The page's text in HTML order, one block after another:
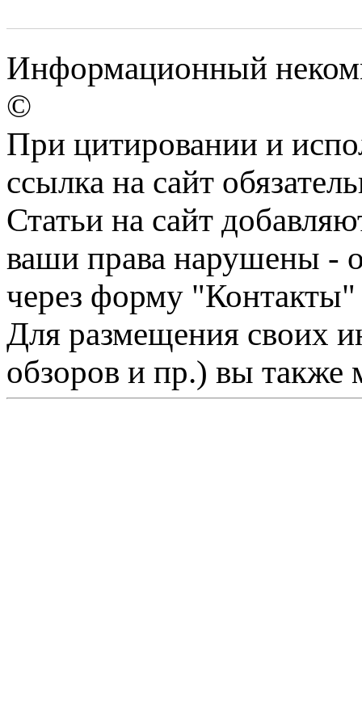
Информационный
©
При цитировании и
ссылка на сайт
Статьи на сайт
ваши права нарушены -
через форму "Контакты"
Для размещения своих
обзоров и пр.) вы также